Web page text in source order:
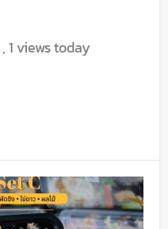
, 1 views today